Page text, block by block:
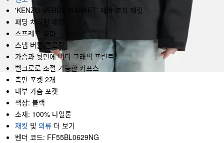
'KENZO VERDY MARKET' 헤비 코치 재킷
패딩 처리된 재킷
스프레드 칼라
스냅 버튼 클로징
가슴과 뒷면에 버디 그래픽 프린트
벨크로로 조절 가능한 커프스
측면 포켓 2개
내부 가슴 포켓
색상: 블랙
소재: 100% 나일론
재킷 및 의류 더 보기
벤더 코드: FF55BL0629NG